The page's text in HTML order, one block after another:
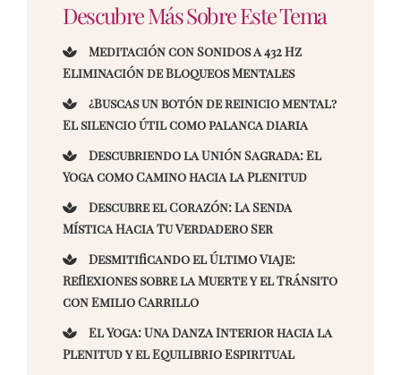
Descubre Más Sobre Este Tema
Meditación con Sonidos a 432 Hz
Eliminación de Bloqueos Mentales
¿Buscas un botón de reinicio mental?
El silencio útil como palanca diaria
Descubriendo la Unión Sagrada: El
Yoga como Camino hacia la Plenitud
Descubre el Corazón: La Senda
Mística Hacia Tu Verdadero Ser
Desmitificando el Último Viaje:
Reflexiones sobre la Muerte y el Tránsito
con Emilio Carrillo
El Yoga: Una Danza Interior hacia la
Plenitud y el Equilibrio Espiritual